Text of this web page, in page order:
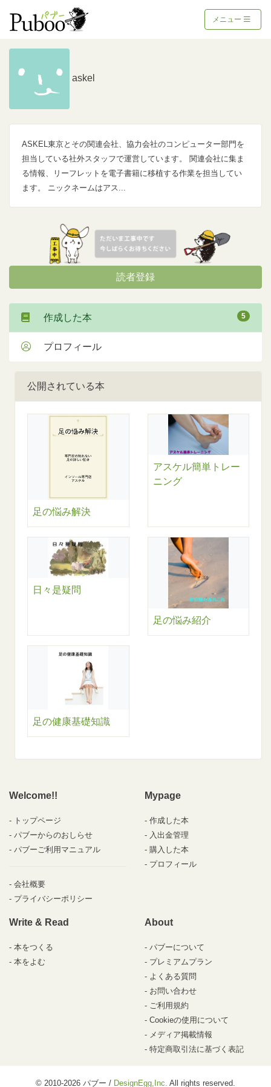
メニュー
公開されている本
足の悩み解決
アスケル簡単トレー
ニング
日々是疑問
足の悩み紹介
足の健康基礎知識
askel
ASKEL東京とその関連会社、協力会社のコンピューター部門を
担当している社外スタッフで運営しています。 関連会社に集ま
る情報、リーフレットを電子書籍に移植する作業を担当してい
ます。 ニックネームはアス...
読者登録
作成した本 5
プロフィール
Welcome!!
トップページ
パブーからのおしらせ
パブーご利用マニュアル
会社概要
プライバシーポリシー
Mypage
作成した本
入出金管理
購入した本
プロフィール
Write & Read
本をつくる
本をよむ
About
パブーについて
プレミアムプラン
よくある質問
お問い合わせ
ご利用規約
Cookieの使用について
メディア掲載情報
特定商取引法に基づく表記
© 2010-2026 パブー / DesignEgg,Inc. All rights reserved.